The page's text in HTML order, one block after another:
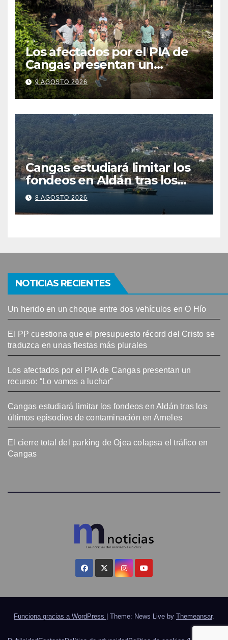
Los afectados por el PIA de
Cangas presentan un
recurso: “Lo vamos a luchar”
9 AGOSTO 2026
Cangas estudiará limitar los
fondeos en Aldán tras los
últimos episodios de
contaminación en Arneles
8 AGOSTO 2026
NOTICIAS RECIENTES
Un herido en un choque entre dos vehículos en O Hío
El PP cuestiona que el presupuesto récord del Cristo se
traduzca en unas fiestas más plurales
Los afectados por el PIA de Cangas presentan un
recurso: “Lo vamos a luchar”
Cangas estudiará limitar los fondeos en Aldán tras los
últimos episodios de contaminación en Arneles
El cierre total del parking de Ojea colapsa el tráfico en
Cangas
Funciona gracias a WordPress Theme: News Live by Themeansar.